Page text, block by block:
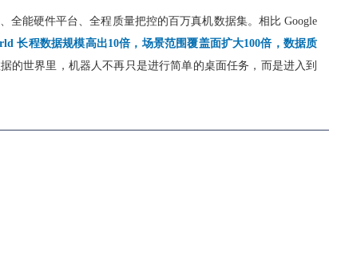
全能硬件平台、全程质量把控的百万真机数据集。相比 Google
长程数据规模高出10倍，场景范围覆盖面扩大100倍，数据质
的世界里，机器人不再只是进行简单的桌面任务，而是进入到